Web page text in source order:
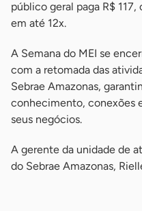
público geral paga R$
em até 12x.
A Semana do MEI se
com a retomada das
Sebrae Amazonas,
conhecimento, conexões
seus negócios.
A gerente da unidade de
do Sebrae Amazonas,